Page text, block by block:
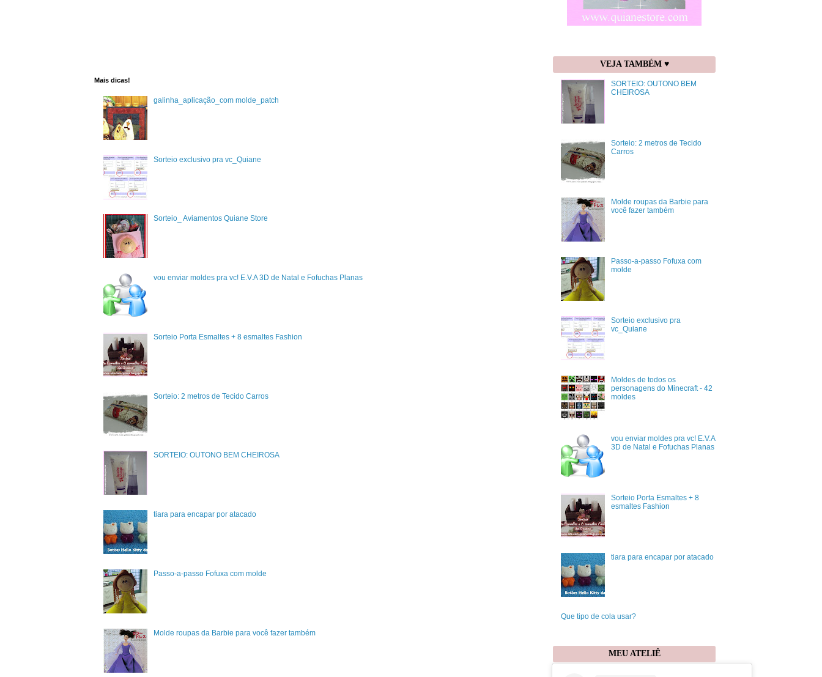
Mais dicas!
galinha_aplicação_com molde_patch
Sorteio exclusivo pra vc_Quiane
Sorteio_ Aviamentos Quiane Store
vou enviar moldes pra vc! E.V.A 3D de Natal e Fofuchas Planas
Sorteio Porta Esmaltes + 8 esmaltes Fashion
Sorteio: 2 metros de Tecido Carros
SORTEIO: OUTONO BEM CHEIROSA
tiara para encapar por atacado
Passo-a-passo Fofuxa com molde
Molde roupas da Barbie para você fazer também
VEJA TAMBÉM ♥
SORTEIO: OUTONO BEM
CHEIROSA
Sorteio: 2 metros de Tecido
Carros
Molde roupas da Barbie para
você fazer também
Passo-a-passo Fofuxa com
molde
Sorteio exclusivo pra
vc_Quiane
Moldes de todos os
personagens do Minecraft - 42
moldes
vou enviar moldes pra vc! E.V.A
3D de Natal e Fofuchas Planas
Sorteio Porta Esmaltes + 8
esmaltes Fashion
tiara para encapar por atacado
Que tipo de cola usar?
MEU ATELIÊ